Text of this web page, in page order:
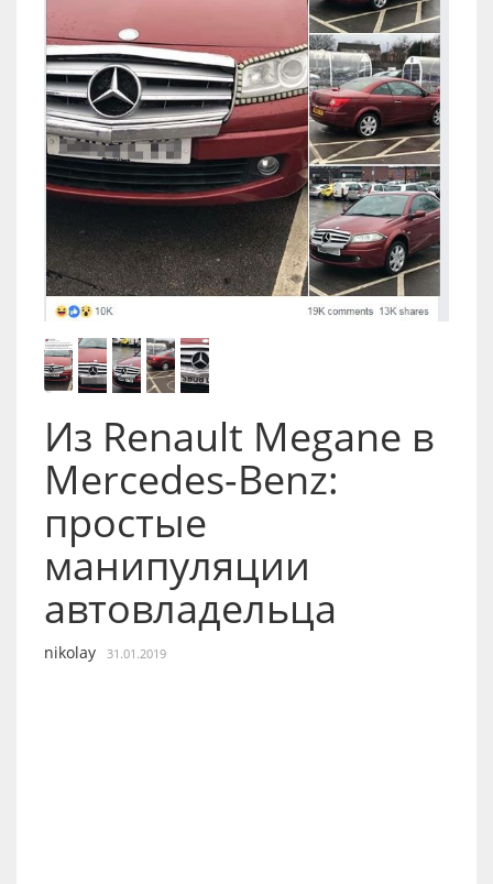
Из Renault Megane в
Mercedes-Benz:
простые
манипуляции
автовладельца
nikolay 31.01.2019